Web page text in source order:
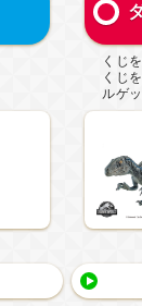
くじ
くじ
ルゲ